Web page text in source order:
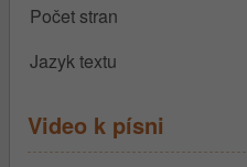
Počet stran
Jazyk textu
Video k písni